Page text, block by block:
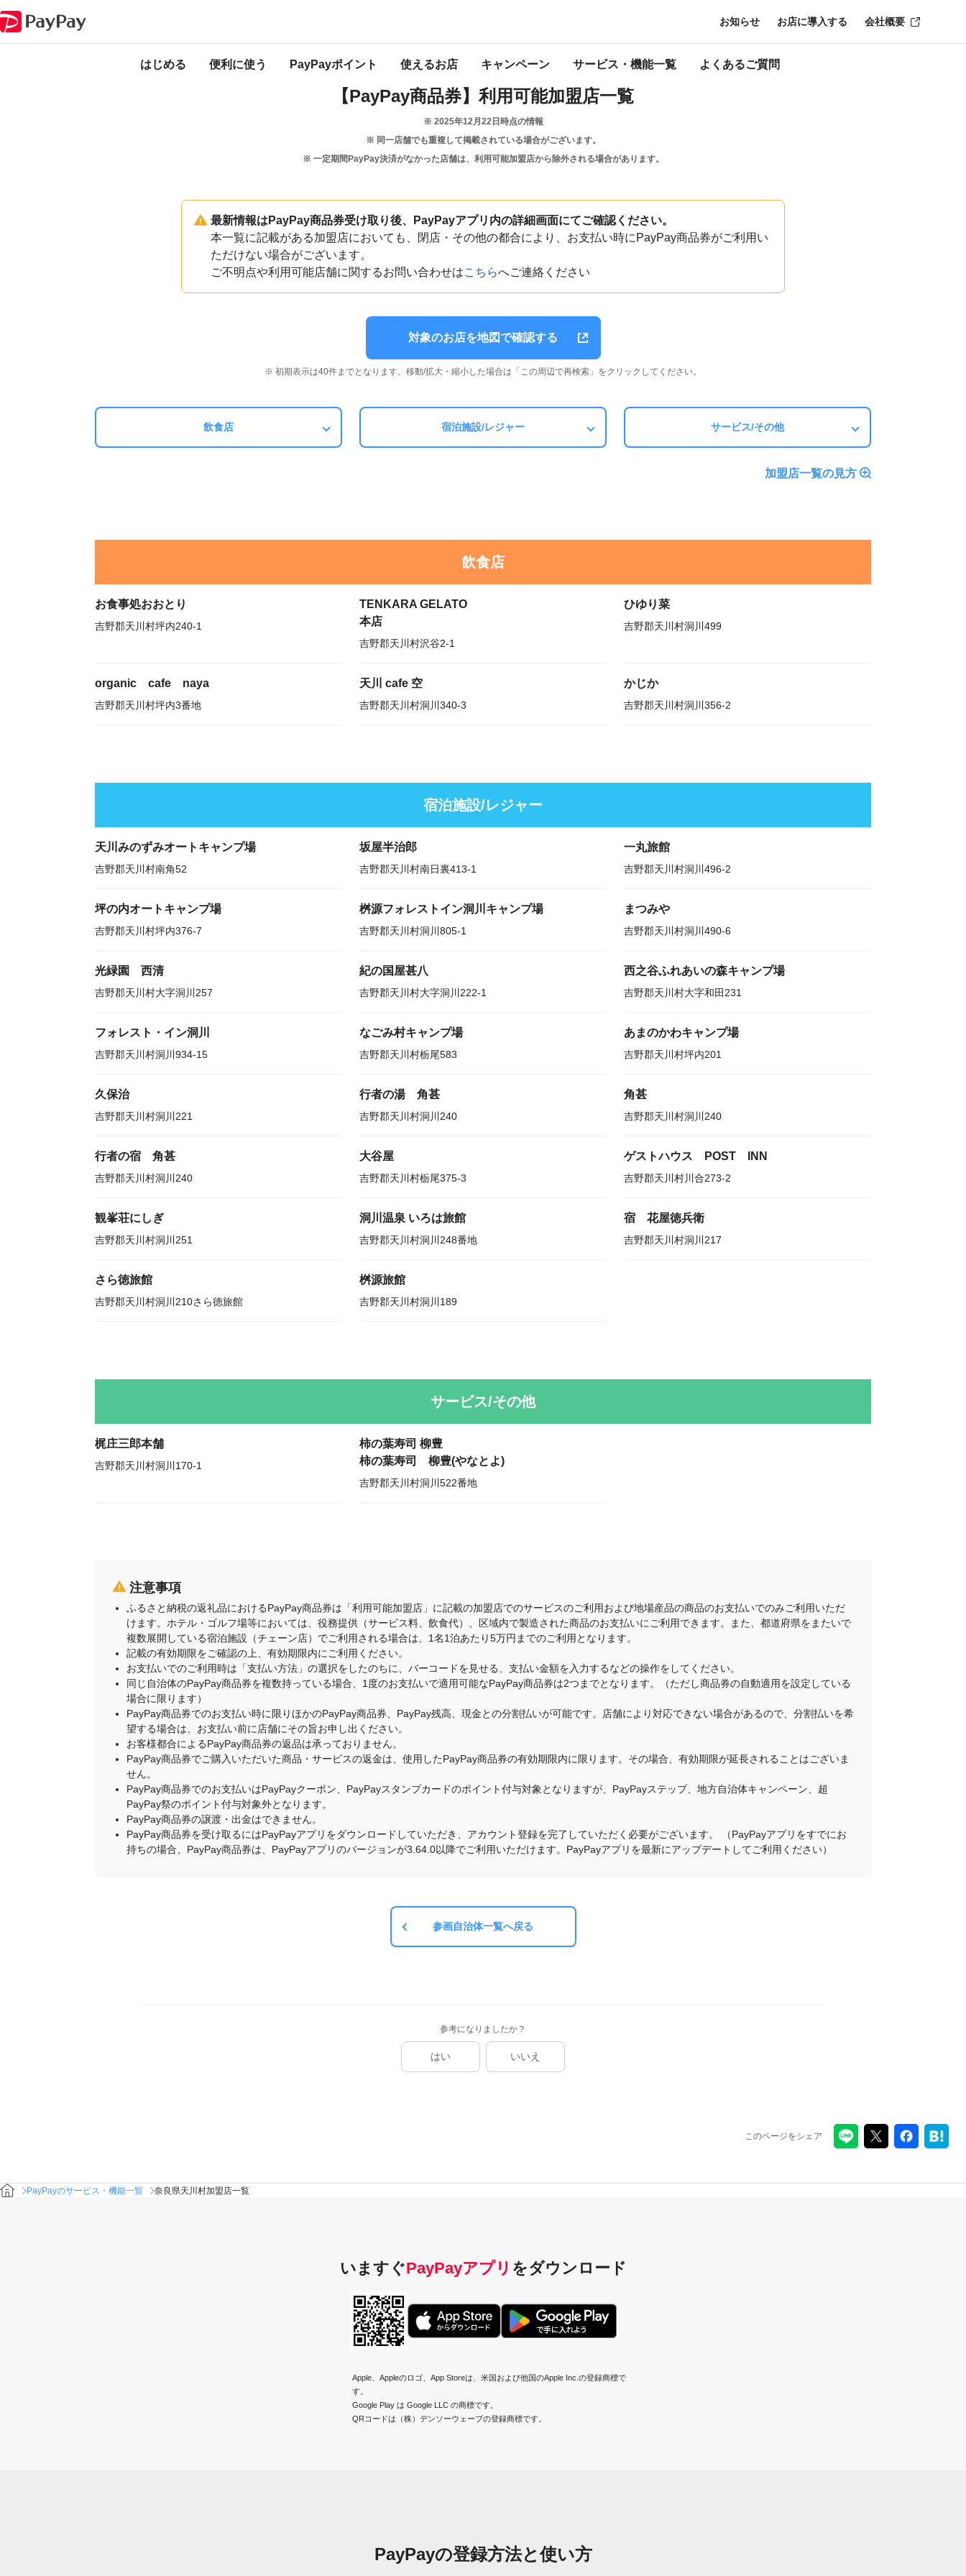
はじめる 便利に使う PayPayポイント 使えるお店 キャンペーン サービス・機能一覧 よくあるご質問
お知らせ お店に導入する 会社概要
奈良県 天川村
【PayPay商品券】利用可能加盟店一覧
※ 2025年12月22日 時点の情報
※ 同一店舗でも重複して掲載されている場合がございます。
※ 一定期間PayPay決済がなかった店舗は、利用可能加盟店から除外される場合があります。
最新情報はPayPay商品券受け取り後、PayPayアプリ内の詳細画面にてご確認ください。
本一覧に記載がある加盟店においても、閉店・その他の都合により、お支払い時にPayPay商品券がご利用い
ただけない場合がございます。
ご不明点や利用可能店舗に関するお問い合わせはこちらへご連絡ください
対象のお店を地図で確認する
※ 初期表示は40件までとなります。移動/拡大・縮小した場合は「この周辺で再検索」をクリックしてください。
飲食店 宿泊施設/レジャー サービス/その他
加盟店一覧の見方
飲食店
お食事処おおとり
吉野郡天川村坪内240-1
TENKARA GELATO
本店
吉野郡天川村沢谷2-1
ひゆり菜
吉野郡天川村洞川499
organic cafe naya
吉野郡天川村坪内3番地
天川 cafe 空
吉野郡天川村洞川340-3
かじか
吉野郡天川村洞川356-2
宿泊施設/レジャー
天川みのずみオートキャンプ場
吉野郡天川村南角52
坂屋半治郎
吉野郡天川村南日裏413-1
一丸旅館
吉野郡天川村洞川496-2
坪の内オートキャンプ場
吉野郡天川村坪内376-7
桝源フォレストイン洞川キャンプ場
吉野郡天川村洞川805-1
まつみや
吉野郡天川村洞川490-6
光緑園 西清
吉野郡天川村大字洞川257
紀の国屋甚八
吉野郡天川村大字洞川222-1
西之谷ふれあいの森キャンプ場
吉野郡天川村大字和田231
フォレスト・イン洞川
吉野郡天川村洞川934-15
なごみ村キャンプ場
吉野郡天川村栃尾583
あまのかわキャンプ場
吉野郡天川村坪内201
久保治
吉野郡天川村洞川221
行者の湯 角甚
吉野郡天川村洞川240
角甚
吉野郡天川村洞川240
行者の宿 角甚
吉野郡天川村洞川240
大谷屋
吉野郡天川村栃尾375-3
ゲストハウス POST INN
吉野郡天川村川合273-2
観峯荘にしぎ
吉野郡天川村洞川251
洞川温泉 いろは旅館
吉野郡天川村洞川248番地
宿 花屋徳兵衛
吉野郡天川村洞川217
さら徳旅館
吉野郡天川村洞川210さら徳旅館
桝源旅館
吉野郡天川村洞川189
サービス/その他
梶庄三郎本舗
吉野郡天川村洞川170-1
柿の葉寿司 柳豊
柿の葉寿司 柳豊(やなとよ)
吉野郡天川村洞川522番地
注意事項
ふるさと納税の返礼品におけるPayPay商品券は「利用可能加盟店」に記載の加盟店でのサービスのご利用および地場産品の商品のお支払いでのみご利用いただ
けます。ホテル・ゴルフ場等においては、役務提供（サービス料、飲食代）、区域内で製造された商品のお支払いにご利用できます。また、都道府県をまたいで
複数展開している宿泊施設（チェーン店）でご利用される場合は、1名1泊あたり5万円までのご利用となります。
記載の有効期限をご確認の上、有効期限内にご利用ください。
お支払いでのご利用時は「支払い方法」の選択をしたのちに、バーコードを見せる、支払い金額を入力するなどの操作をしてください。
同じ自治体のPayPay商品券を複数持っている場合、1度のお支払いで適用可能なPayPay商品券は2つまでとなります。（ただし商品券の自動適用を設定している
場合に限ります）
PayPay商品券でのお支払い時に限りほかのPayPay商品券、PayPay残高、現金との分割払いが可能です。店舗により対応できない場合があるので、分割払いを希
望する場合は、お支払い前に店舗にその旨お申し出ください。
お客様都合によるPayPay商品券の返品は承っておりません。
PayPay商品券でご購入いただいた商品・サービスの返金は、使用したPayPay商品券の有効期限内に限ります。その場合、有効期限が延長されることはございま
せん。
PayPay商品券でのお支払いはPayPayクーポン、PayPayスタンプカードのポイント付与対象となりますが、PayPayステップ、地方自治体キャンペーン、超
PayPay祭のポイント付与対象外となります。
PayPay商品券の譲渡・出金はできません。
PayPay商品券を受け取るにはPayPayアプリをダウンロードしていただき、アカウント登録を完了していただく必要がございます。 （PayPayアプリをすでにお
持ちの場合、PayPay商品券は、PayPayアプリのバージョンが3.64.0以降でご利用いただけます。PayPayアプリを最新にアップデートしてご利用ください）
参画自治体一覧へ戻る
参考になりましたか？
はい いいえ
このページをシェア
PayPayのサービス・機能一覧 奈良県天川村加盟店一覧
いますぐPayPayアプリ をダウンロード
Apple、Appleのロゴ、App Storeは、米国および他国のApple Inc.の登録商標で
す。
Google Play は Google LLC の商標です。
QRコードは（株）デンソーウェーブの登録商標です。
PayPayの登録方法と使い方